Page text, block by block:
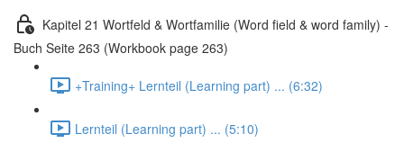
Kapitel 21 Wortfeld & Wortfamilie (Word field & word family) -
Buch Seite 263 (Workbook page 263)
+Training+ Lernteil (Learning part) ... (6:32)
Lernteil (Learning part) ... (5:10)